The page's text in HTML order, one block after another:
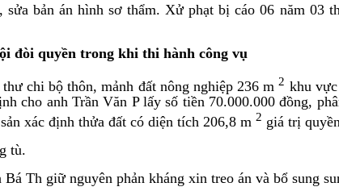
bản án hình sơ thẩm. Xử phạt bị cáo 06 năm 03
đòi quyền trong khi thi hành công vụ
chi bộ thôn, mảnh đất nông nghiệp 236 m2 khu
cho anh Trần Văn P lấy số tiền 70.000.000 đồng,
xác định thửa đất có diện tích 206,8 m 2 giá trị
tù.
Th giữ nguyên phản kháng xin treo án và bổ sung